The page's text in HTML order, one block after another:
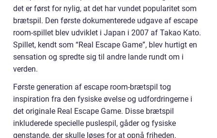
det er først for nylig, at det har vundet popularitet som
brætspil. Den første dokumenterede udgave af escape
room-spillet blev udviklet i Japan i 2007 af Takao Kato.
Spillet, kendt som “Real Escape Game”, blev hurtigt en
sensation og spredte sig til andre lande rundt om i
verden.
Første generation af escape room-brætspil tog
inspiration fra den fysiske øvelse og udfordringerne i
det originale Real Escape Game. Disse brætspil
inkluderede specielle puslespil, gåder og fysiske
genstande, der skulle løses for at opnå friheden.